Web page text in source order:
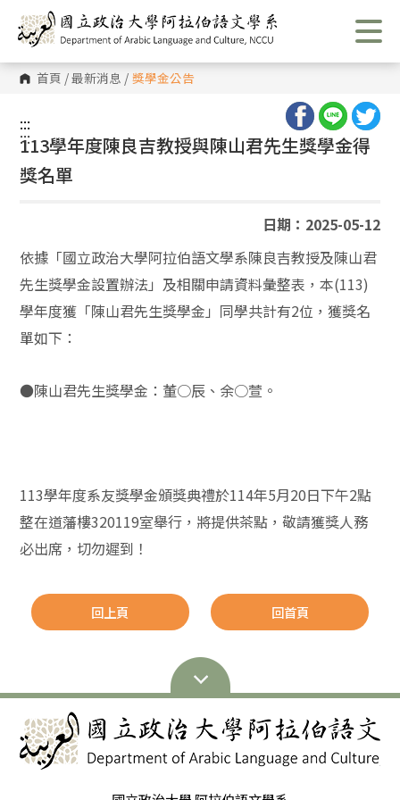
跳
到
主
內
容 首頁 /最新消息 / 獎學金公告
:::
:::
113學年度陳良吉教授與陳山君先生獎學金得
獎名單
日期：2025-05-12
依據「國立政治大學阿拉伯語文學系陳良吉教授及陳山君
先生獎學金設置辦法」及相關申請資料彙整表，本(113)
學年度獲「陳山君先生獎學金」同學共計有2位，獲獎名
單如下：
●陳山君先生獎學金：董○辰、余○萱。
113學年度系友獎學金頒獎典禮於114年5月20日下午2點
整在道藩樓320119室舉行，將提供茶點，敬請獲獎人務
必出席，切勿遲到！
回上頁 回首頁